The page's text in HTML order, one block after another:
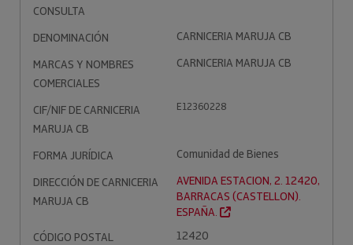
CONSULTA
DENOMINACIÓN
CARNICERIA MARUJA CB
MARCAS Y NOMBRES
COMERCIALES
CARNICERIA MARUJA CB
CIF/NIF DE CARNICERIA
MARUJA CB
E12360228
FORMA JURÍDICA
Comunidad de Bienes
DIRECCIÓN DE CARNICERIA
MARUJA CB
AVENIDA ESTACION, 2. 12420,
BARRACAS (CASTELLON).
ESPAÑA.
CÓDIGO POSTAL
12420